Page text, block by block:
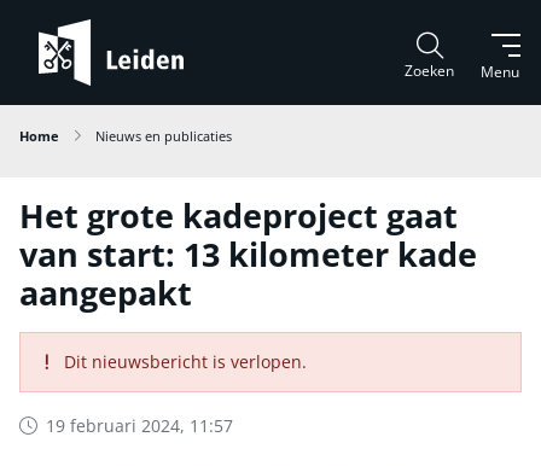
Menu
Zoeken
Home Nieuws en publicaties
Het grote kadeproject gaat
van start: 13 kilometer kade
aangepakt
Dit nieuwsbericht is verlopen.
19 februari 2024, 11:57